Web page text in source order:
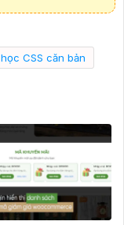
học CSS căn bản